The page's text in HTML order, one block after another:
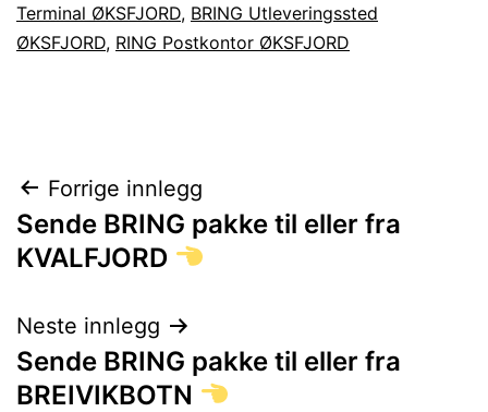
Terminal ØKSFJORD, BRING Utleveringssted
ØKSFJORD, RING Postkontor ØKSFJORD
Innleggsnavigasjon
Forrige innlegg
Sende BRING pakke til eller fra
KVALFJORD
Neste innlegg
Sende BRING pakke til eller fra
BREIVIKBOTN